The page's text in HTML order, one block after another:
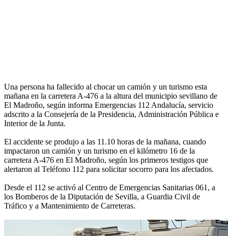
Una persona ha fallecido al chocar un camión y un turismo esta
mañana en la carretera A-476 a la altura del municipio sevillano de
El Madroño, según informa Emergencias 112 Andalucía, servicio
adscrito a la Consejería de la Presidencia, Administración Pública e
Interior de la Junta.
El accidente se produjo a las 11.10 horas de la mañana, cuando
impactaron un camión y un turismo en el kilómetro 16 de la
carretera A-476 en El Madroño, según los primeros testigos que
alertaron al Teléfono 112 para solicitar socorro para los afectados.
Desde el 112 se activó al Centro de Emergencias Sanitarias 061, a
los Bomberos de la Diputación de Sevilla, a Guardia Civil de
Tráfico y a Mantenimiento de Carreteras.